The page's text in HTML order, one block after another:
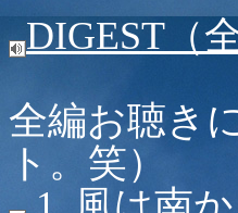
DIGEST（
全編お聴き
ト。笑）